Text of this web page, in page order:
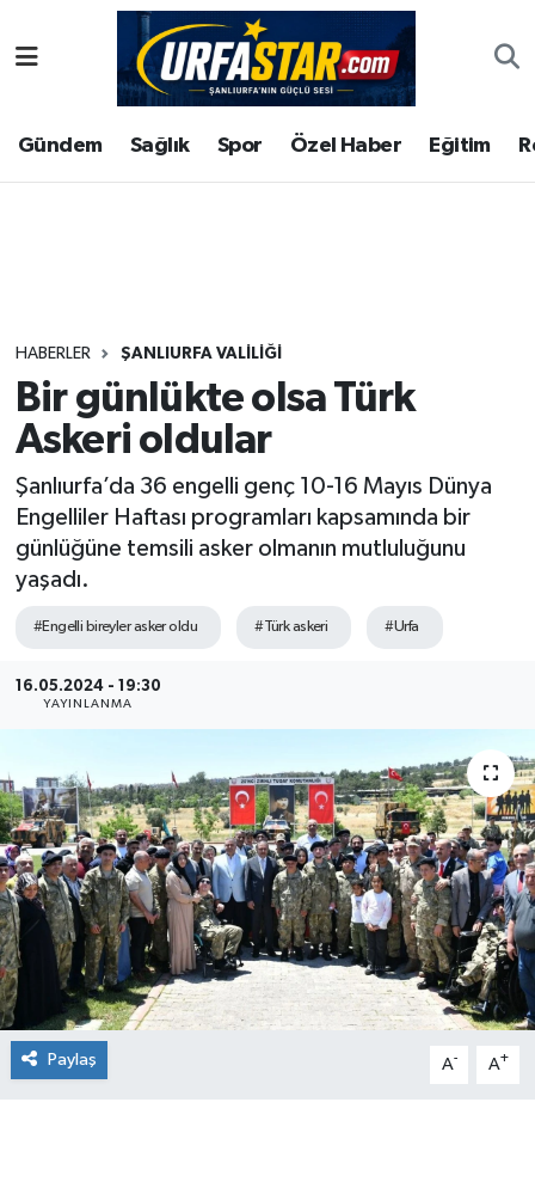
Gündem Sağlık Spor Özel Haber Eğitim
HABERLER ŞANLIURFA VALİLİĞİ
Bir günlükte olsa Türk
Askeri oldular
Şanlıurfa’da 36 engelli genç 10-16 Mayıs Dünya
Engelliler Haftası programları kapsamında bir
günlüğüne temsili asker olmanın mutluluğunu
yaşadı.
#Engelli bireyler asker oldu #Türk askeri #Urfa
16.05.2024 - 19:30
YAYINLANMA
Paylaş A- A+
ASAYİS
ÇEVRE
Gündem
Kültür
Magazin
Şanlıurfa Nöbetçi Eczaneler
Şanlıurfa Hava Durumu
Tüm Manşetler
Son Dakika Haberleri
Haber Arşivi